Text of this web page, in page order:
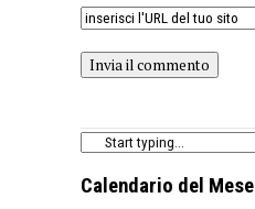
Calendario del Mese